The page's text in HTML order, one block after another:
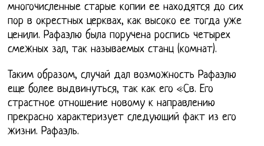
многочисленные старые копии ее находятся до сих
пор в окрестных церквах, как высоко ее тогда уже
ценили. Рафаэлю была поручена роспись четырех
смежных зал, так называемых станц (комнат).
Таким образом, случай дал возможность Рафаэлю
еще более выдвинуться, так как его «Св. Его
страстное отношение новому к направлению
прекрасно характеризует следующий факт из его
жизни. Рафаэль.